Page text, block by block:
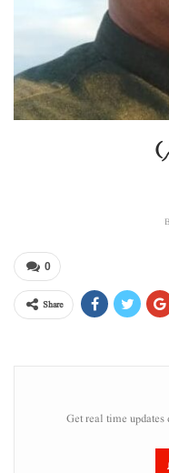
0
Share
Get real time